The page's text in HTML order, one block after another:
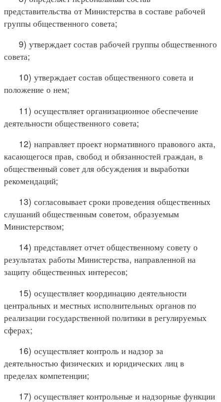
представительства от Министерства в составе рабочей
группы общественного совета;
9) утверждает состав рабочей группы общественного
совета;
10) утверждает состав общественного совета и
положение о нем;
11) осуществляет организационное обеспечение
деятельности общественного совета;
12) направляет проект нормативного правового акта,
касающегося прав, свобод и обязанностей граждан, в
общественный совет для обсуждения и выработки
рекомендаций;
13) согласовывает сроки проведения общественных
слушаний общественным советом, образуемым
Министерством;
14) представляет отчет общественному совету о
результатах работы Министерства, направленной на
защиту общественных интересов;
15) осуществляет координацию деятельности
центральных и местных исполнительных органов по
реализации государственной политики в регулируемых
сферах;
16) осуществляет контроль и надзор за
деятельностью физических и юридических лиц в
пределах компетенции;
17) осуществляет контрольные и надзорные функции